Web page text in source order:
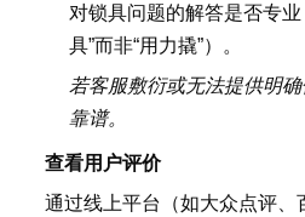
对锁具问题的解答是否专
具”而非“用力撬”）。
若客服敷衍或无法提供明
靠谱。
查看用户评价
通过线上平台（如大众点评、